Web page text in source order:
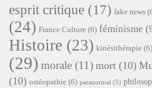
esprit critique (17) fake news
(24) France Culture (6) féminisme
Histoire (23) kinésithérapie (6)
(29) morale (11) mort (10)
(10) ostéopathie (6) paranormal (5)